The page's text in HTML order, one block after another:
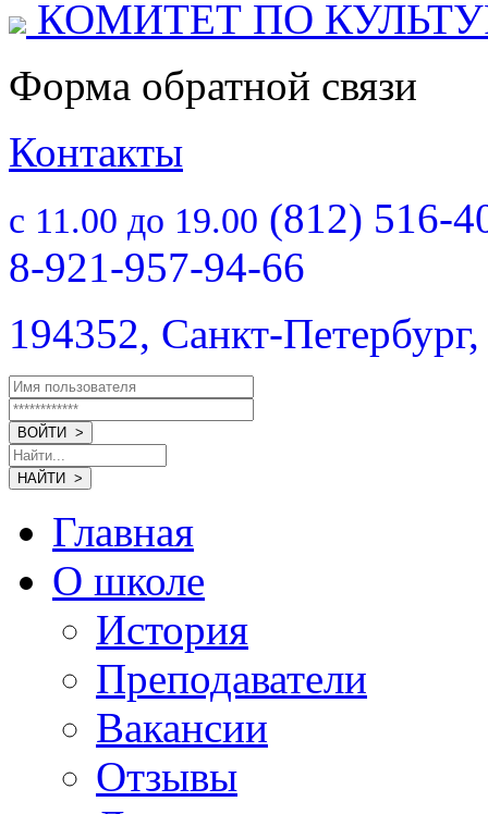
КОМИТЕТ ПО
Форма обратной связи
Контакты
с 11.00 до 19.00 (812) 516-
8-921-957-94-66
194352, Санкт-
Главная
О школе
История
Преподаватели
Вакансии
Отзывы